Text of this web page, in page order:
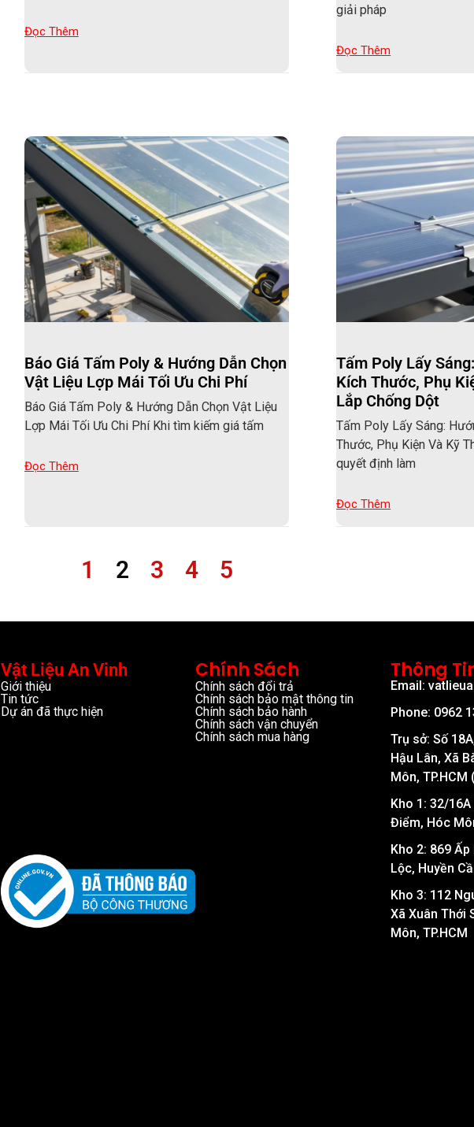
Đọc Thêm
giải pháp
Đọc Thêm
Báo Giá Tấm Poly & Hướng Dẫn Chọn
Vật Liệu Lợp Mái Tối Ưu Chi Phí
Báo Giá Tấm Poly & Hướng Dẫn Chọn Vật Liệu
Lợp Mái Tối Ưu Chi Phí Khi tìm kiếm giá tấm
Đọc Thêm
Tấm Poly Lấy
Kích Thước, Phụ
Lắp Chống Dột
Tấm Poly Lấy Sáng:
Thước, Phụ Kiện Và Kỹ
quyết định làm
Đọc Thêm
1 2 3 4 5
Vật Liệu An Vinh
Giới thiệu
Tin tức
Dự án đã thực hiện
Chính Sách
Chính sách đổi trả
Chính sách bảo mật thông tin
Chính sách bảo hành
Chính sách vận chuyển
Chính sách mua hàng
Thông
Email:
Phone: 0962
Trụ sở: Số
Hậu Lân, Xã
Môn,
Kho 1: 32/
Điểm, Hóc
Kho 2: 869
Lộc, Huyền
Kho 3: 112
Xã Xuân Thới
Môn, TP.HCM